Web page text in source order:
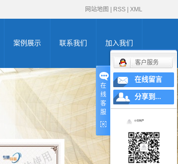
网站地图 RSS XML
案例展示
高新企业证书
zhuanli商标申请证
体系认证证书
AAA认证证书
联系我们 加入我们
在
线
客
服
客户服务
在线留言
分享到...